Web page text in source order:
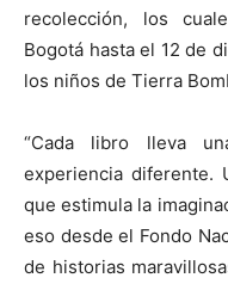
recolección, los
Bogotá hasta el 12 de
los niños de Tierra
“Cada libro lleva
experiencia diferente.
que estimula la
eso desde el Fondo
de historias